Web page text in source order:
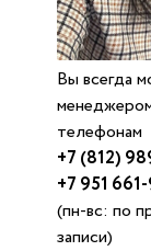
Вы всегда
телефонам
+7 (812)
+7 951
(пн-вс: по
записи)